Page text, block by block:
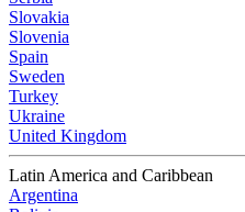
Slovakia
Slovenia
Spain
Sweden
Turkey
Ukraine
United Kingdom
Latin America and Caribbean
Argentina